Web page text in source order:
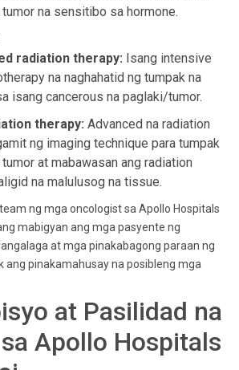
na sensitibo sa hormone.
radiation therapy: Isang intensive
na naghahatid ng tumpak na
isang cancerous na paglaki/tumor.
therapy: Advanced na radiation
ng imaging technique para tumpak
at mabawasan ang radiation
na malulusog na tissue.
ng mga oncologist sa Apollo Hospitals
mabigyan ang mga pasyente ng
at mga pinakabagong paraan ng
ang pinakamahusay na posibleng mga
at Pasilidad na
Apollo Hospitals